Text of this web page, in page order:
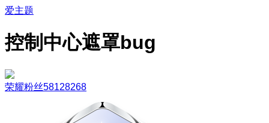
爱主题
控制中心遮罩bug
荣耀粉丝58128268